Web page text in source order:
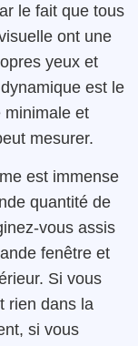
le fait que tous
ont une
yeux et
est le
minimale et
mesurer.
est immense
quantité de
vous assis
fenêtre et
Si vous
rien dans la
si vous